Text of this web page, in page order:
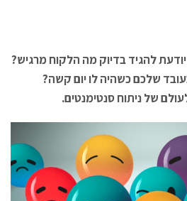
להגיד בדיוק מה הלקוח מרגיש?
שלכם כשהיה לו יום קשה?
של ניתוח סנטימנטים.